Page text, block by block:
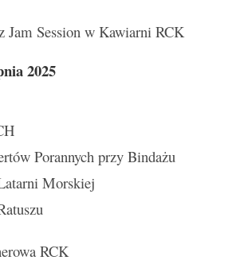
Jam Session w Kawiarni RCK
2025
Porannych przy Bindażu
Morskiej
RCK